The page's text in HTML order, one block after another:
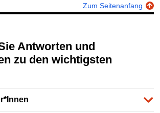
Zum Seitenanfang
zu den wichtigsten